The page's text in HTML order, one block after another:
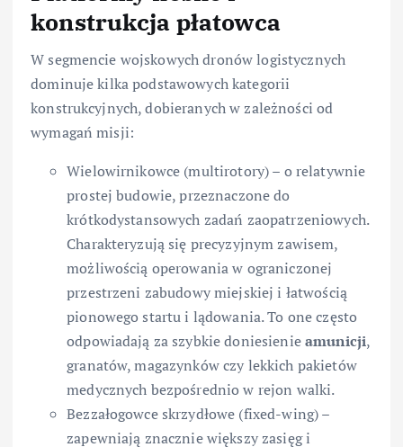
konstrukcja płatowca
W segmencie wojskowych dronów logistycznych
dominuje kilka podstawowych kategorii
konstrukcyjnych, dobieranych w zależności od
wymagań misji:
Wielowirnikowce (multirotory) – o relatywnie
prostej budowie, przeznaczone do
krótkodystansowych zadań zaopatrzeniowych.
Charakteryzują się precyzyjnym zawisem,
możliwością operowania w ograniczonej
przestrzeni zabudowy miejskiej i łatwością
pionowego startu i lądowania. To one często
odpowiadają za szybkie doniesienieamunicji,
granatów, magazynków czy lekkich pakietów
medycznych bezpośrednio w rejon walki.
Bezzałogowce skrzydłowe (fixed-wing) –
zapewniają znacznie większy zasięg i